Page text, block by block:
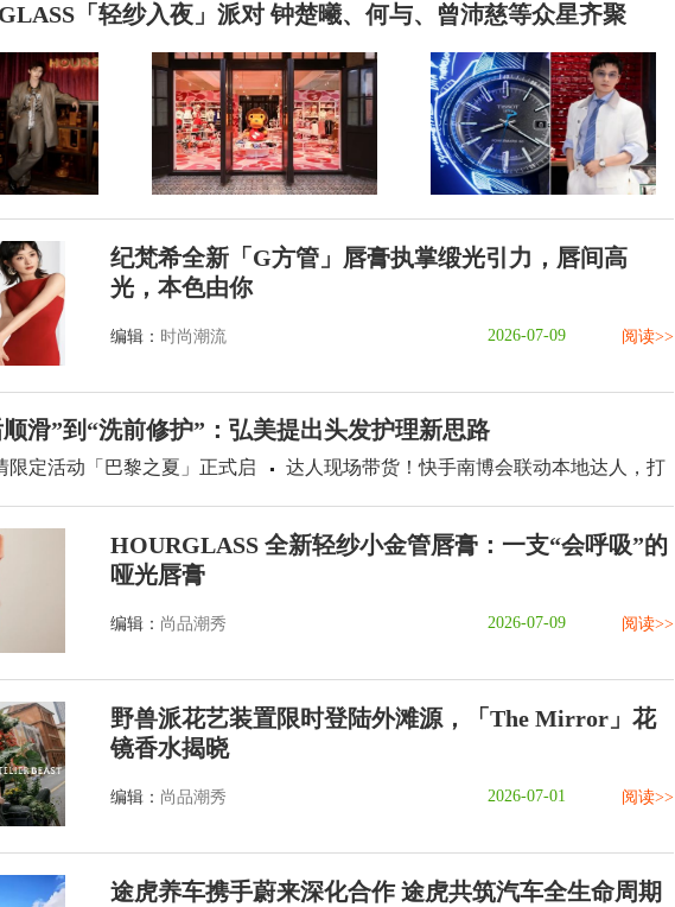
「轻纱入夜」派对 钟楚曦、何与、曾沛慈等众星齐聚
纪梵希全新「G方管」唇膏执掌缎光引力，唇间高
光，本色由你
编辑： 时尚潮流 2026-07-09 阅读>>
顺滑”到“洗前修护”：弘美提出头发护理新思路
限定活动「巴黎之夏」正式启 达人现场带货！快手南博会联动本地达人，打
HOURGLASS 全新轻纱小金管唇膏：一支“会呼吸”的
哑光唇膏
编辑： 尚品潮秀 2026-07-09 阅读>>
野兽派花艺装置限时登陆外滩源，「The Mirror」花
镜香水揭晓
编辑： 尚品潮秀 2026-07-01 阅读>>
途虎养车携手蔚来深化合作 途虎共筑汽车全生命周期